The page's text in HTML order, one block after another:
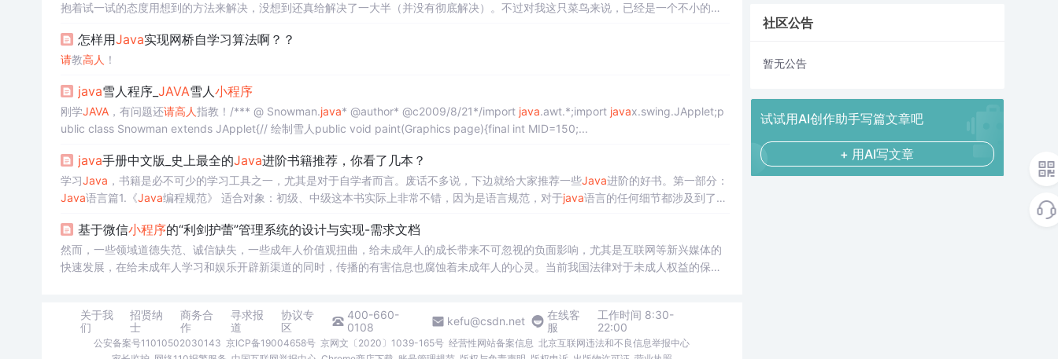
抱着试一试的态度用想到的方法来解决，没想到还真给解决了一大半（并没有彻底解决）。不过对我这只菜鸟来说，已经是一个不小的进
怎样用Java实现网桥自学习算法啊？？
请教高人 ！
java雪人程序_ JAVA雪人小程序
刚学JAVA，有问题还请高人指教！/*** @ Snowman.java* @author* @c2009/8/21*/import java.awt.*;import javax.swing.JApplet;p
ublic class Snowman extends JApplet{// 绘制雪人public void paint(Graphics page){final int MID=150;...
java手册中文版_史上最全的Java进阶书籍推荐，你看了几本？
学习Java ，书籍是必不可少的学习工具之一，尤其是对于自学者而言。废话不多说，下边就给大家推荐一些Java进阶的好书。第一部分：
Java语言篇1.《Java编程规范》 适合对象：初级、中级这本书实际上非常不错，因为是语言规范，对于java语言的任何细节都涉及到了，
译的其实还不错，...
基于微信小程序的“利剑护蕾”管理系统的设计与实现-需求文档
然而，一些领域道德失范、诚信缺失，一些成年人价值观扭曲，给未成年人的成长带来不可忽视的负面影响，尤其是互联网等新兴媒体的
快速发展，在给未成年人学习和娱乐开辟新渠道的同时，传播的有害信息也腐蚀着未成年人的心灵。当前我国法律对于未成人权益的保护,
关于我
们
招贤纳
士
商务合
作
寻求报
道
协议专
区
400-660-
0108
kefu@csdn.net
在线客
服
工作时间 8:30-
22:00
公安备案号11010502030143 京ICP备19004658号 京网文〔2020〕1039-165号 经营性网站备案信息 北京互联网违法和不良信息举报中心
社区公告
暂无公告
试试用AI创作助手写篇文章吧
+ 用AI写文章